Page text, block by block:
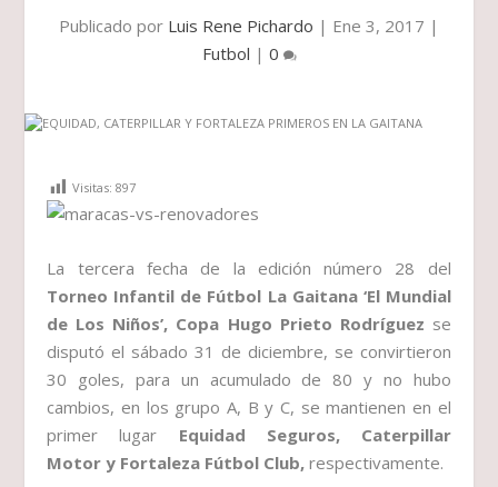
Publicado por Luis Rene Pichardo | Ene 3, 2017 |
Futbol | 0
Visitas: 897
La tercera fecha de la edición número 28 del
Torneo Infantil de Fútbol La Gaitana ‘El Mundial
de Los Niños’, Copa Hugo Prieto Rodríguez se
disputó el sábado 31 de diciembre, se convirtieron
30 goles, para un acumulado de 80 y no hubo
cambios, en los grupo A, B y C, se mantienen en el
primer lugar Equidad Seguros, Caterpillar
Motor y Fortaleza Fútbol Club, respectivamente.